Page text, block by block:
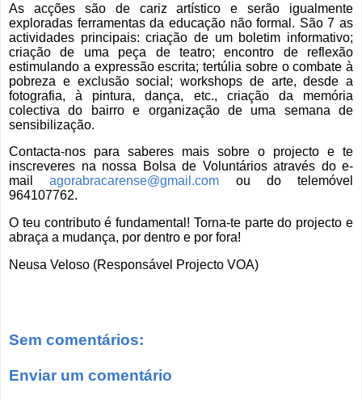
As acções são de cariz artístico e serão igualmente
exploradas ferramentas da educação não formal. São 7 as
actividades principais:criação de um boletim informativo;
criação de uma peça de teatro; encontro de reflexão
estimulando a expressão escrita; tertúlia sobre o combate à
pobreza e exclusão social; workshops de arte, desde a
fotografia, à pintura, dança, etc., criação da memória
colectiva do bairro e organização de uma semana de
sensibilização.
Contacta-nos para saberes mais sobre o projecto e te
inscreveres na nossa Bolsa de Voluntários através do e-
mailagorabracarense@gmail.com ou do telemóvel
964107762.
O teu contributo é fundamental! Torna-te parte do projecto e
abraça a mudança, por dentro e por fora!
Neusa Veloso (Responsável Projecto VOA)
Sem comentários:
Enviar um comentário